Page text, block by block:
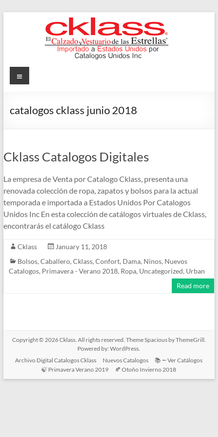
Cklass
y
Estrellas
Menu
catalogos cklass junio 2018
Cklass Catalogos Digitales
La empresa de Venta por Catalogo Cklass, presenta una
renovada colección de ropa, zapatos y bolsos para la actual
temporada e importada a Estados Unidos Por Catalogos
Unidos Inc En esta colección de catálogos virtuales de Cklass,
encontrarás el catálogo Cklass
Cklass
January 11, 2018
Bolsos, Caballero, Cklass, Confort, Dama, Ninos, Nuevos
Catalogos, Primavera - Verano 2018, Ropa, Uncategorized, Urban
Read more
Copyright © 2026Cklass. All rights reserved. ThemeSpaciousby ThemeGrill.
Powered by:WordPress.
Archivo Digital Catalogos Cklass
Nuevos Catalogos
📚 ⭠ Ver Catálogos
🍃 Primavera Verano 2019
🍂 Otoño Invierno 2018